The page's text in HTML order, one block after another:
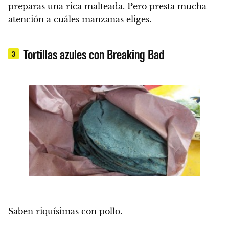
preparas una rica malteada. Pero presta mucha
atención a cuáles manzanas eliges.
3 Tortillas azules con Breaking Bad
Saben riquísimas con pollo.